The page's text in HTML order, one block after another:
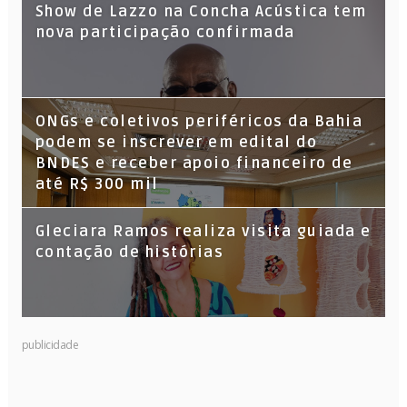
Show de Lazzo na Concha Acústica tem
nova participação confirmada
ONGs e coletivos periféricos da Bahia
podem se inscrever em edital do
BNDES e receber apoio financeiro de
até R$ 300 mil
Gleciara Ramos realiza visita guiada e
contação de histórias
publicidade